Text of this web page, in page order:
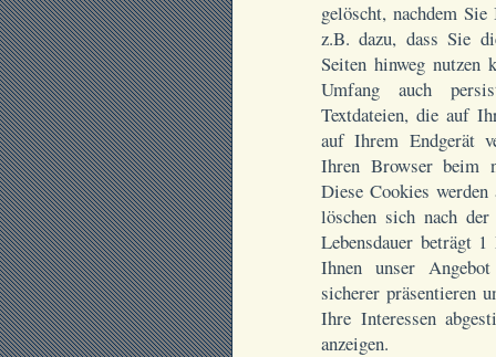
gelöscht, nachdem
z.B. dazu, dass Sie
Seiten hinweg nutzen
Umfang auch
Textdateien, die auf
auf Ihrem Endgerät
Ihren Browser beim
Diese Cookies
löschen sich nach
Lebensdauer beträgt
Ihnen unser
sicherer präsentieren
Ihre Interessen
anzeigen.